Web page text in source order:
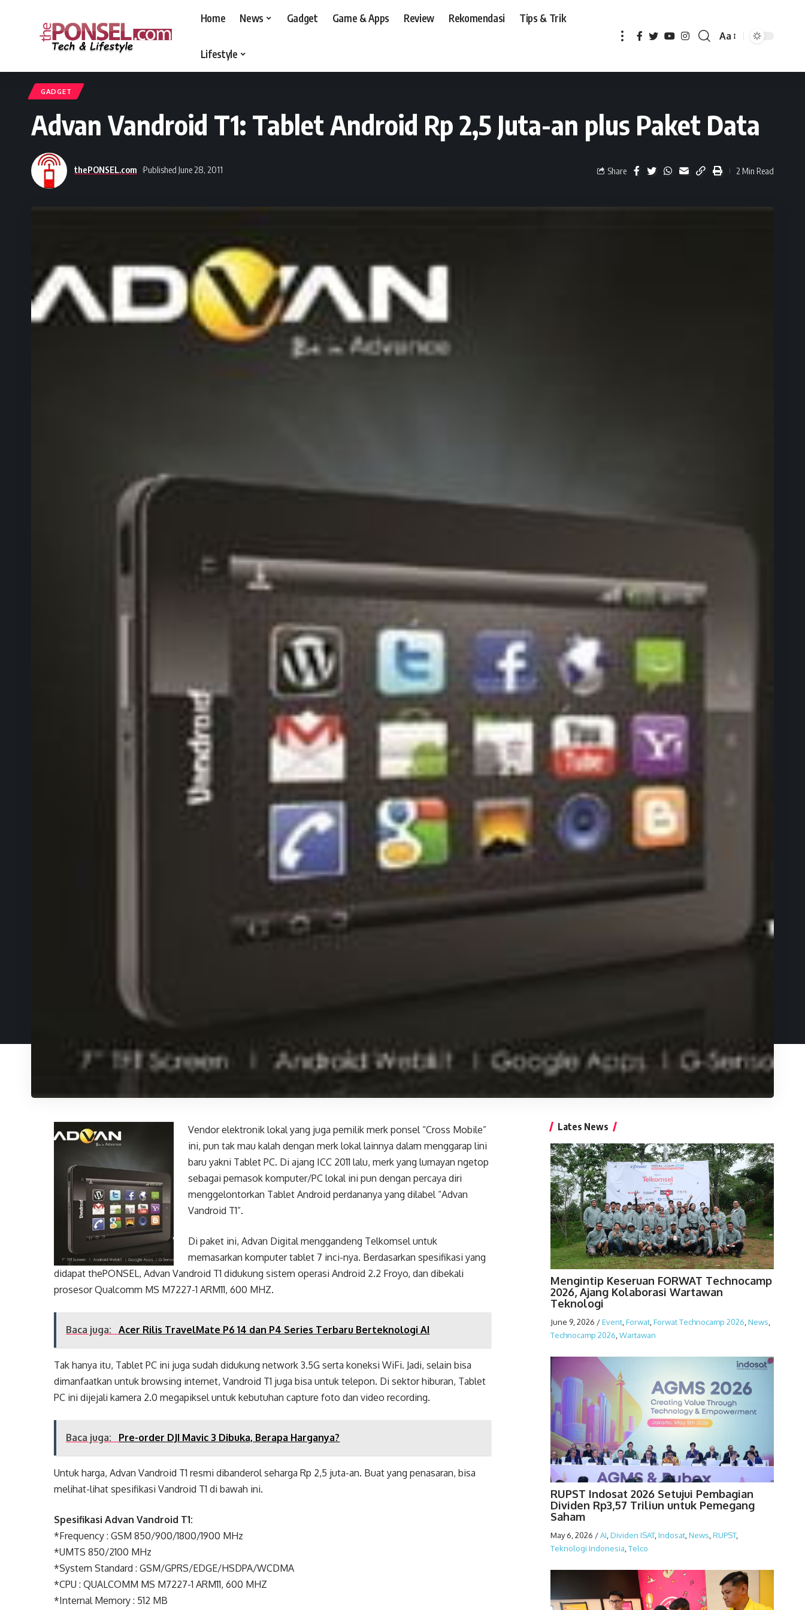
Home News Gadget Game & Apps Review Rekomendasi Tips & Trik
Lifestyle
Aa
GADGET
Advan Vandroid T1: Tablet Android Rp 2,5 Juta-an plus Paket Data
thePONSEL.com Published June 28, 2011 Share 2 Min Read
Vendor elektronik lokal yang juga pemilik merk ponsel “Cross Mobile”
ini, pun tak mau kalah dengan merk lokal lainnya dalam menggarap lini
baru yakni Tablet PC. Di ajang ICC 2011 lalu, merk yang lumayan ngetop
sebagai pemasok komputer/PC lokal ini pun dengan percaya diri
menggelontorkan Tablet Android perdananya yang dilabel “Advan
Vandroid T1”.
Di paket ini, Advan Digital menggandeng Telkomsel untuk
memasarkan komputer tablet 7 inci-nya. Berdasarkan spesifikasi yang
didapat thePONSEL, Advan Vandroid T1 didukung sistem operasi Android 2.2 Froyo, dan dibekali
prosesor Qualcomm MS M7227-1 ARM11, 600 MHZ.
Baca juga: Acer Rilis TravelMate P6 14 dan P4 Series Terbaru Berteknologi AI
Tak hanya itu, Tablet PC ini juga sudah didukung network 3.5G serta koneksi WiFi. Jadi, selain bisa
dimanfaatkan untuk browsing internet, Vandroid T1 juga bisa untuk telepon. Di sektor hiburan, Tablet
PC ini dijejali kamera 2.0 megapiksel untuk kebutuhan capture foto dan video recording.
Baca juga: Pre-order DJI Mavic 3 Dibuka, Berapa Harganya?
Untuk harga, Advan Vandroid T1 resmi dibanderol seharga Rp 2,5 juta-an. Buat yang penasaran, bisa
melihat-lihat spesifikasi Vandroid T1 di bawah ini.
Spesifikasi Advan Vandroid T1:
*Frequency : GSM 850/900/1800/1900 MHz
*UMTS 850/2100 MHz
*System Standard : GSM/GPRS/EDGE/HSDPA/WCDMA
*CPU : QUALCOMM MS M7227-1 ARM11, 600 MHZ
*Internal Memory : 512 MB
Lates News
Mengintip Keseruan FORWAT Technocamp
2026, Ajang Kolaborasi Wartawan
Teknologi
June 9, 2026 /Event, Forwat, Forwat Technocamp 2026 News
Technocamp 2026 Wartawan
RUPST Indosat 2026 Setujui Pembagian
Dividen Rp3,57 Triliun untuk Pemegang
Saham
May 6, 2026 /AI,Dividen ISAT,Indosat,News,RUPST,
Teknologi Indonesia,Telco